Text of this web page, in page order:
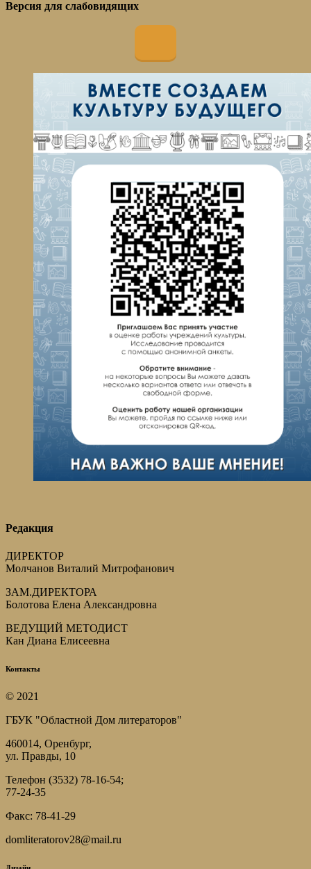
Версия для слабовидящих
Редакция
ДИРЕКТОР
Молчанов Виталий Митрофанович
ЗАМ.ДИРЕКТОРА
Болотова Елена Александровна
ВЕДУЩИЙ МЕТОДИСТ
Кан Диана Елисеевна
Контакты
© 2021
ГБУК "Областной Дом литераторов"
460014, Оренбург,
ул. Правды, 10
Телефон (3532) 78-16-54;
77-24-35
Факс: 78-41-29
domliteratorov28@mail.ru
Дизайн